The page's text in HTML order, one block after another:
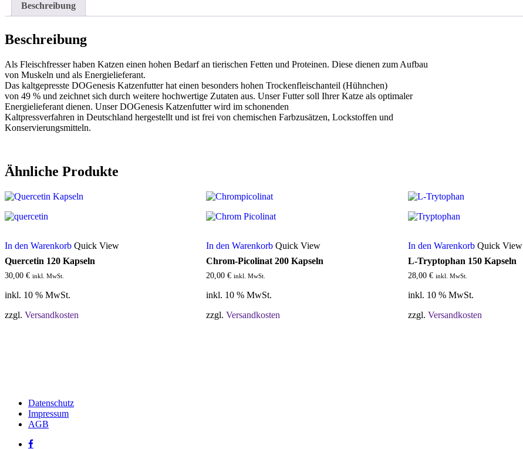
Beschreibung
Beschreibung
Als Fleischfresser haben Katzen einen hohen Bedarf an tierischen Fetten und Proteinen. Diese dienen zum Aufbau
von Muskeln und als Energielieferant.
Das kaltgepresste DOGenesis Katzenfutter hat einen besonders hohen Trockenfleischanteil (Hühnchen)
von 49 % und zeichnet sich durch weitere hochwertige Zutaten aus. Unser Futter soll Ihrer Katze als optimaler
Energielieferant dienen. Unser DOGenesis Katzenfutter wird im schonenden
Kaltpressverfahren in Deutschland hergestellt und ist frei von chemischen Farbzusätzen, Lockstoffen und
Konservierungsmitteln.
Ähnliche Produkte
In den Warenkorb Quick View
Quercetin 120 Kapseln
30,00 € inkl. MwSt.
inkl. 10 % MwSt.
zzgl. Versandkosten
In den Warenkorb Quick View
Chrom-Picolinat 200 Kapseln
20,00€ inkl. MwSt.
inkl. 10 % MwSt.
zzgl.Versandkosten
In den Warenkorb Quick View
L-Tryptophan 150 Kapseln
28,00 € inkl. MwSt.
inkl. 10 % MwSt.
zzgl. Versandkosten
Datenschutz
Impressum
AGB
facebook